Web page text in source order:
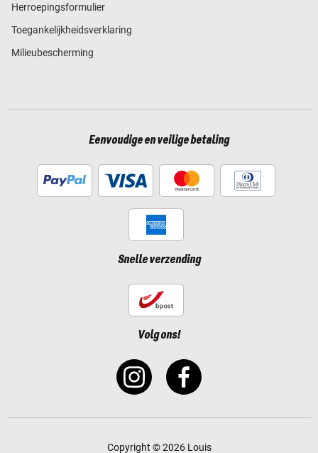
Herroepingsformulier
Toegankelijkheidsverklaring
Milieubescherming
Eenvoudige en veilige betaling
Snelle verzending
Volg ons!
Copyright © 2026 Louis